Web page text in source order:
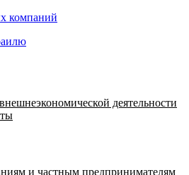
компаний
деятельности
и частным предпринимателям